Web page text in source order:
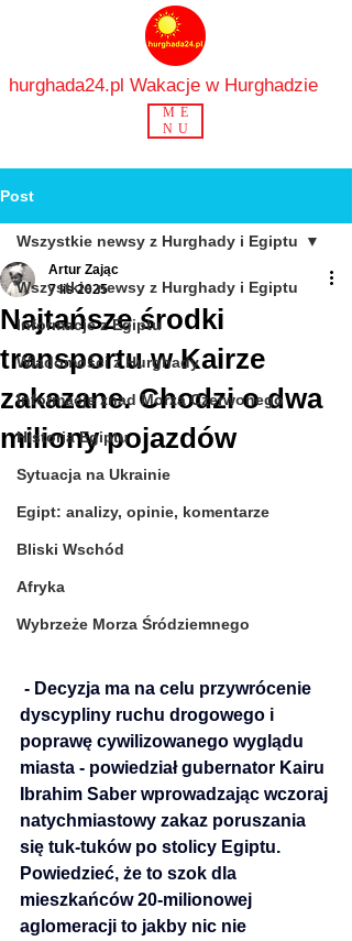
hurghada24.pl Wakacje w Hurghadzie
ME
NU
Post
Wszystkie newsy z Hurghady i Egiptu
Informacje z Egiptu
Wiadomości z Hurghady
Informacje znad Morza Czerwonego
Historia Egiptu
Sytuacja na Ukrainie
Egipt: analizy, opinie, komentarze
Bliski Wschód
Afryka
Wybrzeże Morza Śródziemnego
Wszystkie newsy z Hurghady i Egiptu
Najtańsze środki
transportu w Kairze
zakazane. Chodzi o dwa
miliony pojazdów
Artur Zając
7 lis 2025
dyscypliny ruchu drogowego i
poprawę cywilizowanego wyglądu
miasta - powiedział gubernator Kairu
Ibrahim Saber wprowadzając wczoraj
natychmiastowy zakaz poruszania
się tuk-tuków po stolicy Egiptu.
Powiedzieć, że to szok dla
mieszkańców 20-milionowej
aglomeracji to jakby nic nie